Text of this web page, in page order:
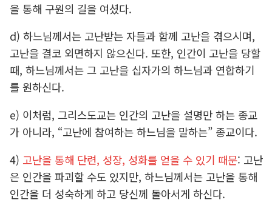
을 통해 구원의 길을 여셨다.
d) 하느님께서는 고난받는 자들과 함께 고난을 겪으시며,
고난을 결코 외면하지 않으신다. 또한, 인간이 고난을 당할
때, 하느님께서는 그 고난을 십자가의 하느님과 연합하기
를 원하신다.
e) 이처럼, 그리스도교는 인간의 고난을 설명만 하는 종교
가 아니라, “고난에 참여하는 하느님을 말하는” 종교이다.
4) 고난을 통해 단련, 성장, 성화를 얻을 수 있기 때문: 고난
은 인간을 파괴할 수도 있지만, 하느님께서는 고난을 통해
인간을 더 성숙하게 하고 당신께 돌아서게 하신다.